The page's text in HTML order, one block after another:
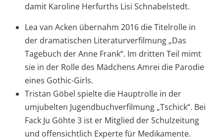
damit Karoline Herfurths Lisi Schnabelstedt.
Lea van Acken übernahm 2016 die Titelrolle in
der dramatischen Literaturverfilmung „Das
Tagebuch der Anne Frank“. Im dritten Teil mimt
sie in der Rolle des Mädchens Amrei die Parodie
eines Gothic-Girls.
Tristan Göbel spielte die Hauptrolle in der
umjubelten Jugendbuchverfilmung „Tschick“. Bei
Fack Ju Göhte 3 ist er Mitglied der Schulzeitung
und offensichtlich Experte für Medikamente.